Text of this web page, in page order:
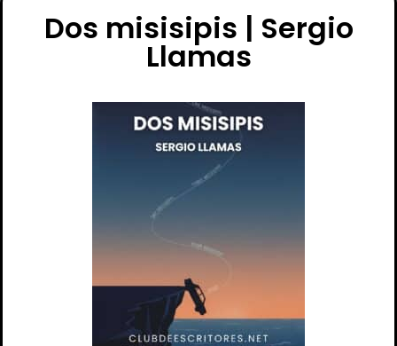
Dos misisipis | Sergio
Llamas